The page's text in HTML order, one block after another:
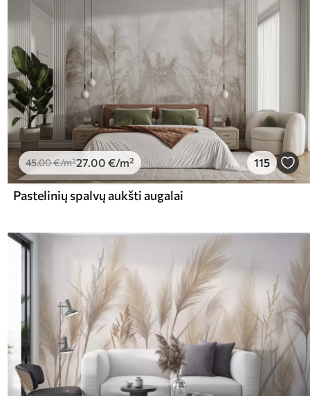
45.00€/m²27.00 €/m² 115
Pastelinių spalvų aukšti augalai